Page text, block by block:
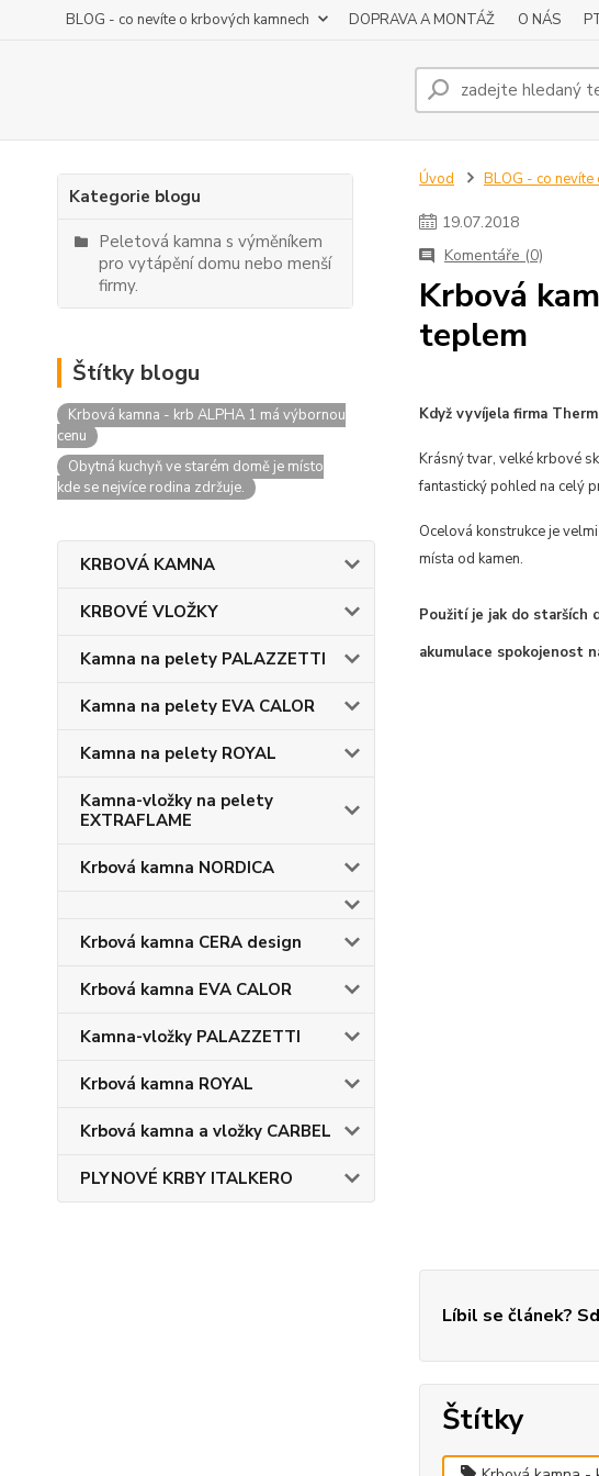
BLOG - co nevíte o krbových kamnech DOPRAVA A MONTÁŽ O NÁS
Kategorie blogu
Peletová kamna s výměníkem
pro vytápění domu nebo menší
firmy.
Štítky blogu
Krbová kamna - krb ALPHA 1 má výbornou
cenu
Obytná kuchyň ve starém domě je místo
kde se nejvíce rodina zdržuje.
KRBOVÁ KAMNA
KRBOVÉ VLOŽKY
Kamna na pelety PALAZZETTI
Kamna na pelety EVA CALOR
Kamna na pelety ROYAL
Kamna-vložky na pelety
EXTRAFLAME
Krbová kamna NORDICA
Krbová kamna CERA design
Krbová kamna EVA CALOR
Kamna-vložky PALAZZETTI
Krbová kamna ROYAL
Krbová kamna a vložky CARBEL
PLYNOVÉ KRBY ITALKERO
Úvod BLOG - co nevíte
19.07.2018
Komentáře (0)
Krbová
teplem
Když vyvíjela firma
Krásný tvar, velké krbové
fantastický pohled na celý
Ocelová konstrukce je
místa od kamen.
Použití je jak do starších
akumulace spokojenost
Líbil se článek?
Štítky